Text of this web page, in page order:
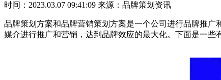
时间：2023.03.07 09:41:09 来源：品牌策划资讯
品牌策划方案和品牌营销策划方案是一个公司进行品牌推
媒介进行推广和营销，达到品牌效应的最大化。下面是一些